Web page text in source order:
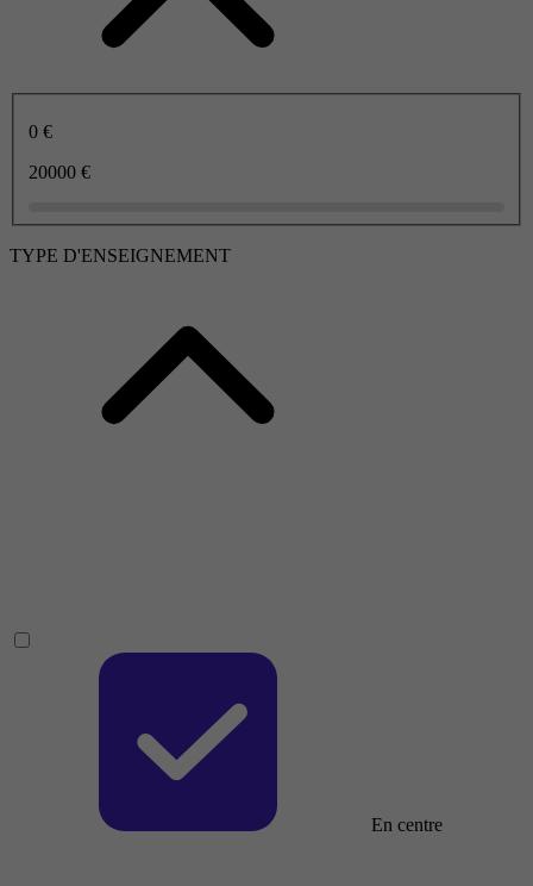
0 €
20000 €
TYPE D'ENSEIGNEMENT
En centre